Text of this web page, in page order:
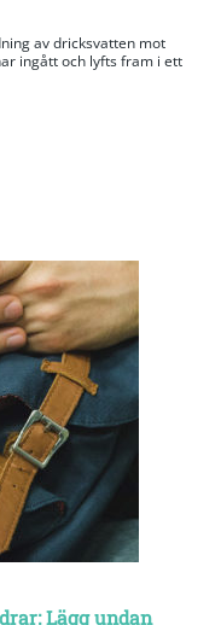
av dricksvatten mot
ingått och lyfts fram i ett
Lägg undan